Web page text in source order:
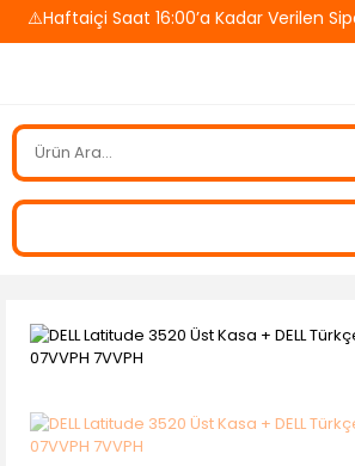
Saat 16:00’a Kadar Verilen